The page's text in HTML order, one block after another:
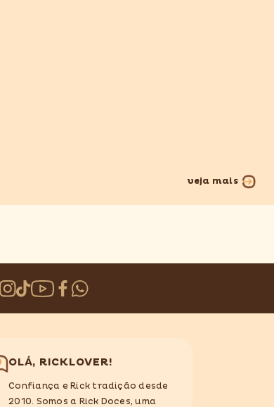
veja mais
OLÁ, RICKLOVER!
Confiança e Rick tradição desde
2010. Somos a Rick Doces, uma